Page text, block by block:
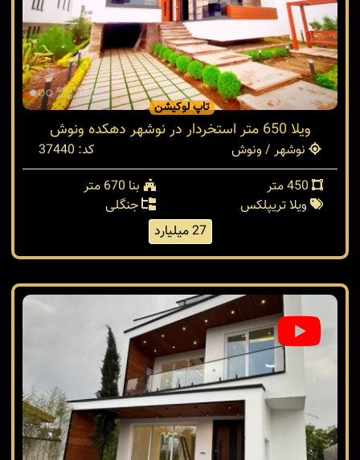
تاپ لوکیشن
ویلا 650 متر استخردار در نوشهر دهکده ونوش
نوشهر / ونوش
کد: 37440
بنا 670 متر
ویلا تریپلکس
جنگلی
27 میلیارد